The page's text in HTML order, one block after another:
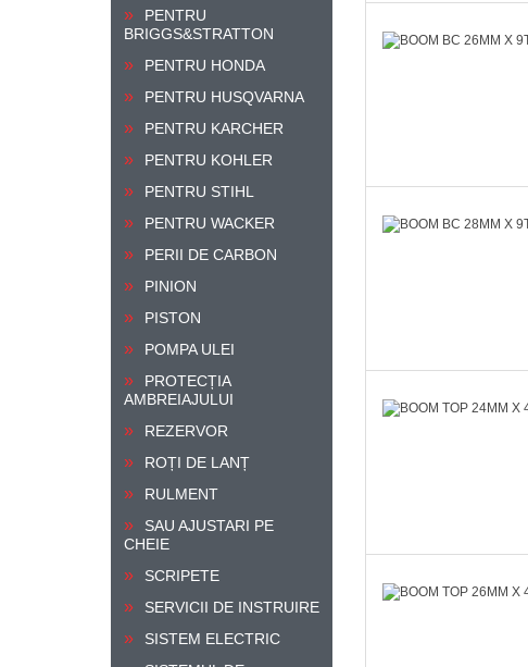
PENTRU
BRIGGS&STRATTON
PENTRU HONDA
PENTRU HUSQVARNA
PENTRU KARCHER
PENTRU KOHLER
PENTRU STIHL
PENTRU WACKER
PERII DE CARBON
PINION
PISTON
POMPA ULEI
PROTECȚIA
AMBREIAJULUI
REZERVOR
ROȚI DE LANȚ
RULMENT
SAU AJUSTARI PE
CHEIE
SCRIPETE
SERVICII DE INSTRUIRE
SISTEM ELECTRIC